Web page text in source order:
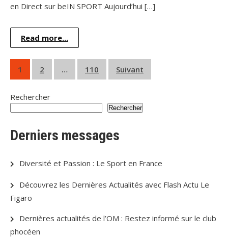
en Direct sur beIN SPORT Aujourd’hui […]
Read more...
Pagination
des
publications
1 2 … 110 Suivant
Rechercher
Rechercher
Derniers messages
Diversité et Passion : Le Sport en France
Découvrez les Dernières Actualités avec Flash Actu Le
Figaro
Dernières actualités de l’OM : Restez informé sur le club
phocéen